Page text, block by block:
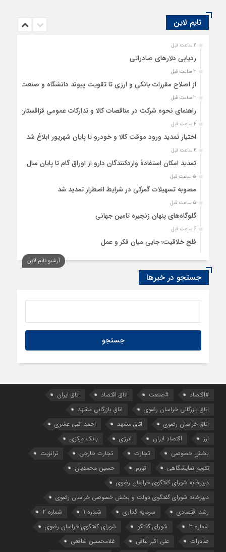
تایم لاین
2 ساعت قبل
ردیابی دلارهای صادراتی
3 ساعت قبل
از اصلاح مقررات بانکی و ارزی تا تقویت پیوند دانشگاه و صنعت
3 ساعت قبل
راهنمای نحوه شرکت در مناقصات کالا و تدارکات عمومی قزاقستان
4 ساعت قبل
اختیار تمدید ورود موقت کالا و خودرو تا پایان شهریور ابلاغ شد
4 ساعت قبل
تمدید امکان استفادۀ واردکنندگان دارو از اوراق گام تا پایان سال
5 ساعت قبل
مصوبه تسهیلات گمرکی در شرایط اضطرار تمدید شد
5 ساعت قبل
گلوگاه‌های پنهان زنجیره تامین جهانی
6 ساعت قبل
فلج خلاقیت؛ جایی میان فکر و عمل
رسانه، حلقه پیوند میدان اقتصاد و عرصه تصمیم‌گیری است
7 ساعت قبل
آرشیو تایم لاین
جستجو در خبرها
#اقتصاد #صنعت اتاق اقتصاد
اتاق ایران
اتاق بازرگانی خراسان رضوی
اتاق بازرگانی مشهد
اتاق خراسان رضوی
اتاق مشهد
احمد اثنی عشری
ارز
اقتصاد ایران انرژی
بانک مرکزی
بخش خصوصی
تجارت تجارت خارجی
ترانزیت
تقویم نمایشگاهی
تورم
حسین محمدیان
دبیرخانه شورای گفتگوی خراسان رضوی
دبیرخانه شورای گفتگوی دولت و بخش خصوصی خراسان رضوی
رشد اقتصادی
سرمایه گذاری شماره 1
شماره 2
شماره 3
شورای گفتگو
شورای گفتگوی خراسان رضوی
صادرات
علی اکبر لبافی
غلامحسین شافعی